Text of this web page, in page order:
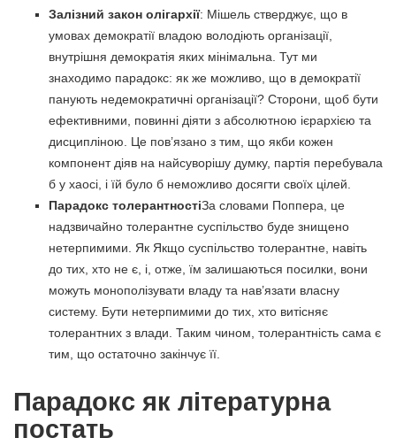
Залізний закон олігархії: Мішель стверджує, що в
умовах демократії владою володіють організації,
внутрішня демократія яких мінімальна. Тут ми
знаходимо парадокс: як же можливо, що в демократії
панують недемократичні організації? Сторони, щоб бути
ефективними, повинні діяти з абсолютною ієрархією та
дисципліною. Це пов’язано з тим, що якби кожен
компонент діяв на найсуворішу думку, партія перебувала
б у хаосі, і їй було б неможливо досягти своїх цілей.
Парадокс толерантностіЗа словами Поппера, це
надзвичайно толерантне суспільство буде знищено
нетерпимими. Як Якщо суспільство толерантне, навіть
до тих, хто не є, і, отже, їм залишаються посилки, вони
можуть монополізувати владу та нав’язати власну
систему. Бути нетерпимими до тих, хто витісняє
толерантних з влади. Таким чином, толерантність сама є
тим, що остаточно закінчує її.
Парадокс як літературна
постать